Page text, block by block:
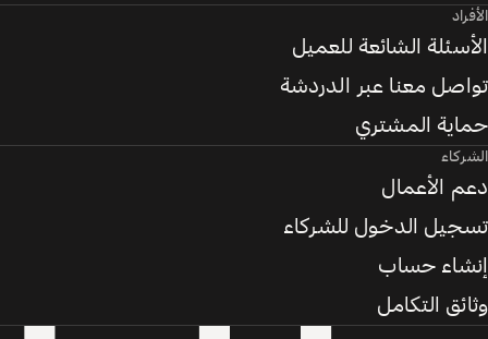
الأفراد
الأسئلة الشائعة للعميل
تواصل معنا عبر الدردشة
حماية المشتري
الشركاء
دعم الأعمال
تسجيل الدخول للشركاء
إنشاء حساب
وثائق التكامل